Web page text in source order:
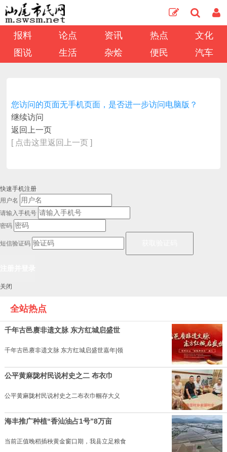
报料 论点 资讯 热点
文化
图说
生活 杂烩 便民 汽车
您访问的页面无手机页面，是否进一步访问电脑版？
继续访问
返回上一页
[ 点击这里返回上一页 ]
快速手机注册
用户名
请输入手机号
密码
短信验证码
关闭
全站热点
千年古邑赓非遗文脉 东方红城启盛世
千年古邑赓非遗文脉 东方红城启盛世嘉年|领
公平黄麻陇村民说村史之二 布衣巾
公平黄麻陇村民说村史之二布衣巾帼存大义
海丰推广种植“香汕油占1号”8万亩
当前正值晚稻插秧黄金窗口期，我县立足粮食